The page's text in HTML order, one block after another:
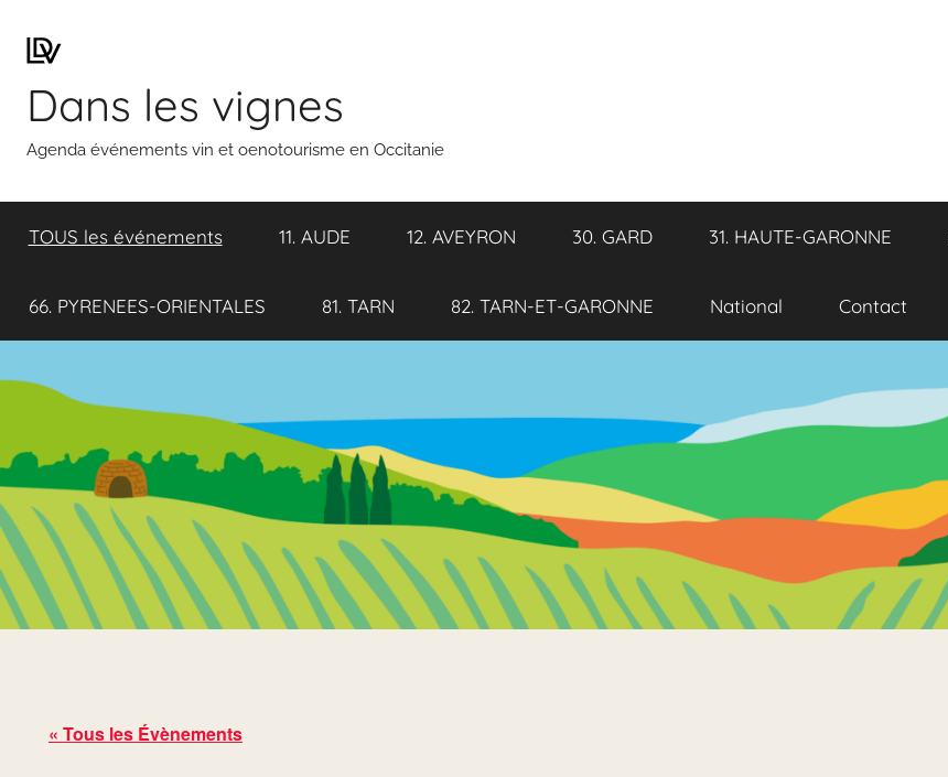
Dans les vignes
Agenda événements vin et oenotourisme en Occitanie
TOUS les événements 11. AUDE 12. AVEYRON 30. GARD 31. HAUTE-GARONNE
66. PYRENEES-ORIENTALES 81. TARN 82. TARN-ET-GARONNE National Contact
« Tous les Évènements